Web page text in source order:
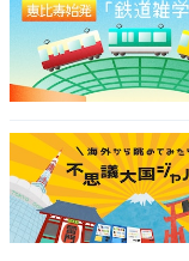
資産形成をして
ない」と回答